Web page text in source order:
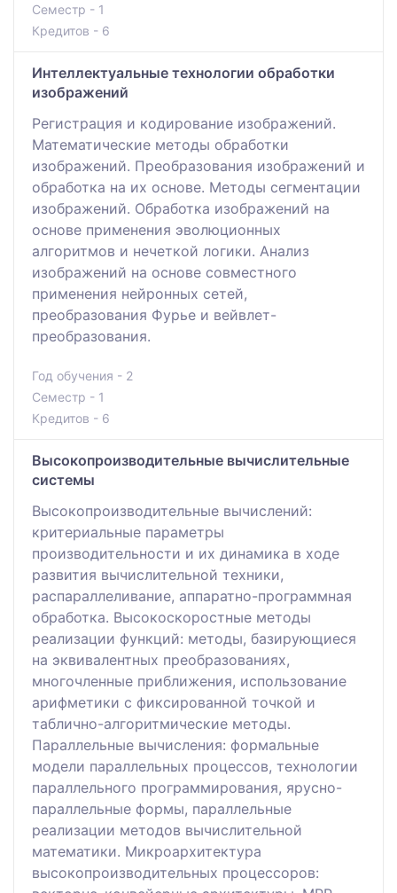
Семестр - 1
Кредитов - 6
Интеллектуальные технологии обработки
изображений
Регистрация и кодирование изображений.
Математические методы обработки
изображений. Преобразования изображений и
обработка на их основе. Методы сегментации
изображений. Обработка изображений на
основе применения эволюционных
алгоритмов и нечеткой логики. Анализ
изображений на основе совместного
применения нейронных сетей,
преобразования Фурье и вейвлет-
преобразования.
Год обучения - 2
Семестр - 1
Кредитов - 6
Высокопроизводительные вычислительные
системы
Высокопроизводительные вычислений:
критериальные параметры
производительности и их динамика в ходе
развития вычислительной техники,
распараллеливание, аппаратно-программная
обработка. Высокоскоростные методы
реализации функций: методы, базирующиеся
на эквивалентных преобразованиях,
многочленные приближения, использование
арифметики с фиксированной точкой и
таблично-алгоритмические методы.
Параллельные вычисления: формальные
модели параллельных процессов, технологии
параллельного программирования, ярусно-
параллельные формы, параллельные
реализации методов вычислительной
математики. Микроархитектура
высокопроизводительных процессоров: